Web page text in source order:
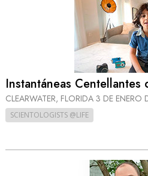
Instantáneas Centellantes
CLEARWATER, FLORIDA 3 DE ENERO
SCIENTOLOGISTS @LIFE